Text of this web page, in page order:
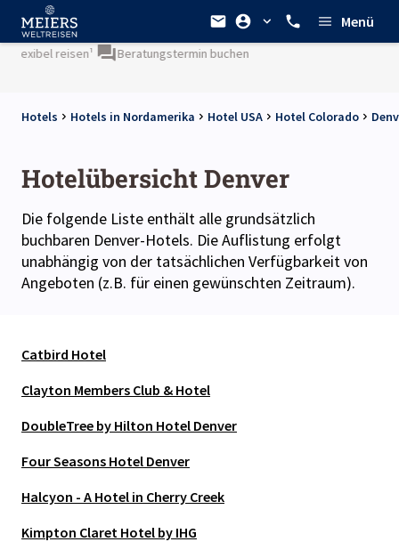
Menü
reisen¹ Beratungstermin buchen
Hotels Hotels in Nordamerika Hotel USA Hotel Colorado
Hotelübersicht Denver
Die folgende Liste enthält alle grundsätzlich
buchbaren Denver-Hotels. Die Auflistung erfolgt
unabhängig von der tatsächlichen Verfügbarkeit von
Angeboten (z.B. für einen gewünschten Zeitraum).
Catbird Hotel
Clayton Members Club & Hotel
DoubleTree by Hilton Hotel Denver
Four Seasons Hotel Denver
Halcyon - A Hotel in Cherry Creek
Kimpton Claret Hotel by IHG